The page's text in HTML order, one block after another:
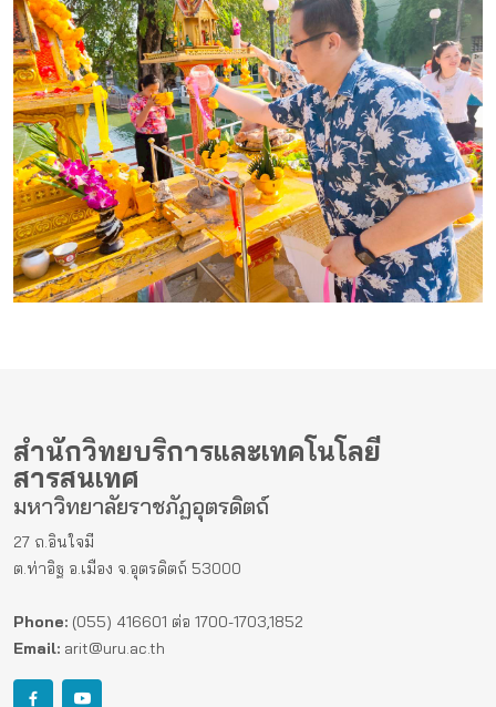
สำนักวิทยบริการและเทคโนโลยี
สารสนเทศ
มหาวิทยาลัยราชภัฏอุตรดิตถ์
27 ถ.อินใจมี
ต.ท่าอิฐ อ.เมือง จ.อุตรดิตถ์ 53000
Phone: (055) 416601 ต่อ 1700-1703,1852
Email: arit@uru.ac.th